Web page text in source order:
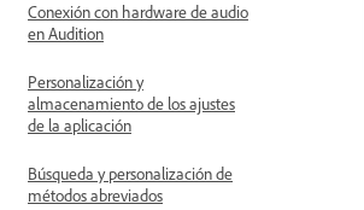
Conexión con hardware de audio
en Audition
Personalización y
almacenamiento de los ajustes
de la aplicación
Búsqueda y personalización de
métodos abreviados